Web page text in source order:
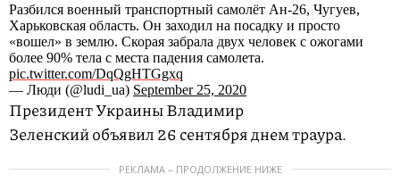
Разбился военный транспортный самолёт Ан-26, Чугуев,
Харьковская область. Он заходил на посадку и просто
«вошел» в землю. Cкорая забрала двух человек с ожогами
более 90% тела c места падения самолета.
pic.twitter.com/DqQgHTGgxq
— Люди (@ludi_ua) September 25, 2020
Президент Украины Владимир
Зеленский объявил 26 сентября днем траура.
РЕКЛАМА – ПРОДОЛЖЕНИЕ НИЖЕ